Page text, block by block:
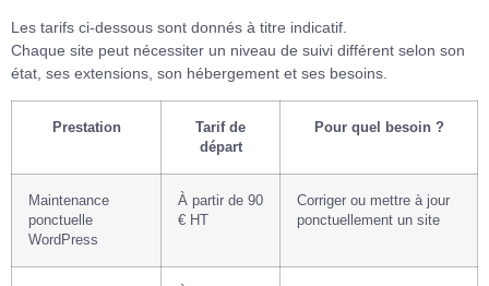
Les tarifs ci-dessous sont donnés à titre indicatif.
Chaque site peut nécessiter un niveau de suivi différent selon son
état, ses extensions, son hébergement et ses besoins.
Prestation
Tarif de
départ
Pour quel besoin ?
Maintenance
ponctuelle
WordPress
À partir de 90
€ HT
Corriger ou mettre à jour
ponctuellement un site